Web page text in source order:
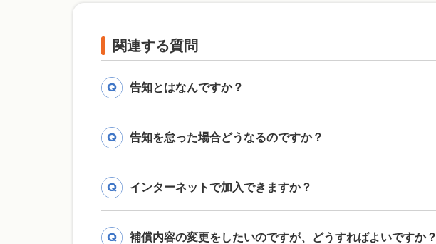
関連する質問
告知とはなんですか？
告知を怠った場合どうなるのですか？
インターネットで加入できますか？
補償内容の変更をしたいのですが、どうすればよいですか？